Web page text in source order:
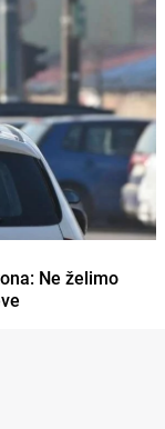
Ne želimo